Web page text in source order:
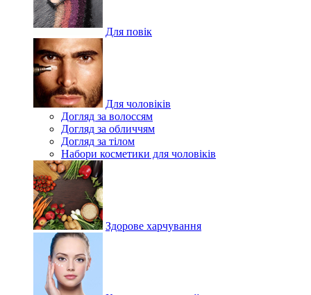
Для повік
Для чоловіків
Догляд за волоссям
Догляд за обличчям
Догляд за тілом
Набори косметики для чоловіків
Здорове харчування